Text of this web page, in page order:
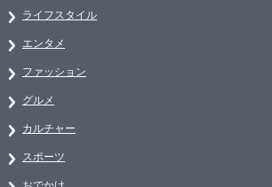
ライフスタイル
エンタメ
ファッション
グルメ
カルチャー
スポーツ